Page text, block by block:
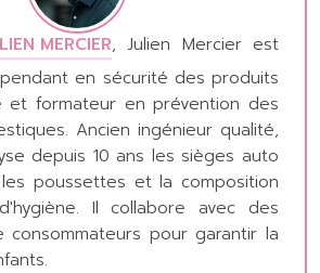
MERCIER, Julien Mercier est
en sécurité des produits
et formateur en prévention des
Ancien ingénieur qualité,
depuis 10 ans les sièges auto
poussettes et la composition
Il collabore avec des
consommateurs pour garantir la